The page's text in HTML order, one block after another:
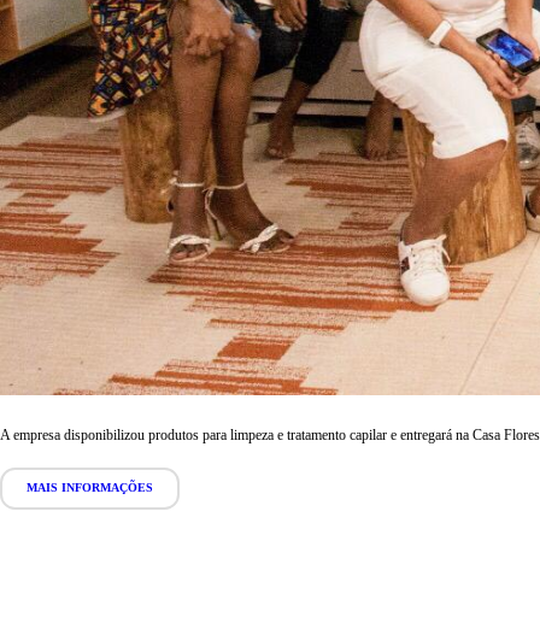
A empresa disponibilizou produtos para limpeza e tratamento capilar e entregará na Casa
MAIS INFORMAÇÕES